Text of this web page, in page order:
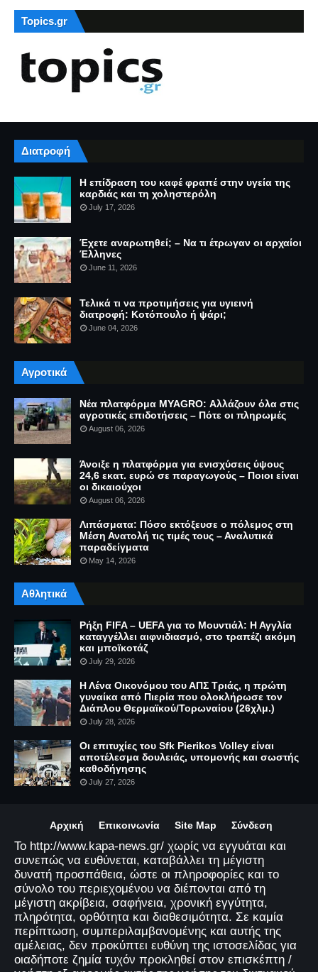
Topics.gr
Διατροφή
Η επίδραση του καφέ φραπέ στην υγεία της
καρδιάς και τη χοληστερόλη
July 17, 2026
Έχετε αναρωτηθεί; – Να τι έτρωγαν οι αρχαίοι
Έλληνες
June 11, 2026
Τελικά τι να προτιμήσεις για υγιεινή
διατροφή: Κοτόπουλο ή ψάρι;
June 04, 2026
Αγροτικά
Νέα πλατφόρμα MYAGRO: Αλλάζουν όλα στις
αγροτικές επιδοτήσεις – Πότε οι πληρωμές
August 06, 2026
Άνοιξε η πλατφόρμα για ενισχύσεις ύψους
24,6 εκατ. ευρώ σε παραγωγούς – Ποιοι είναι
οι δικαιούχοι
August 06, 2026
Λιπάσματα: Πόσο εκτόξευσε ο πόλεμος στη
Μέση Ανατολή τις τιμές τους – Αναλυτικά
παραδείγματα
May 14, 2026
Αθλητικά
Ρήξη FIFA – UEFA για το Μουντιάλ: Η Αγγλία
καταγγέλλει αιφνιδιασμό, στο τραπέζι ακόμη
και μποϊκοτάζ
July 29, 2026
Η Λένα Οικονόμου του ΑΠΣ Τριάς, η πρώτη
γυναίκα από Πιερία που ολοκλήρωσε τον
Διάπλου Θερμαϊκού/Τορωναίου (26χλμ.)
July 28, 2026
Οι επιτυχίες του Sfk Pierikos Volley είναι
αποτέλεσμα δουλειάς, υπομονής και σωστής
καθοδήγησης
July 27, 2026
Αρχική Επικοινωνία Site Map Σύνδεση
Το http://www.kapa-news.gr/ χωρίς να εγγυάται και
συνεπώς να ευθύνεται, καταβάλλει τη μέγιστη
δυνατή προσπάθεια, ώστε οι πληροφορίες και το
σύνολο του περιεχομένου να διέπονται από τη
μέγιστη ακρίβεια, σαφήνεια, χρονική εγγύτητα,
πληρότητα, ορθότητα και διαθεσιμότητα. Σε καμία
περίπτωση, συμπεριλαμβανομένης και αυτής της
αμέλειας, δεν προκύπτει ευθύνη της ιστοσελίδας για
οιαδήποτε ζημία τυχόν προκληθεί στον επισκέπτη /